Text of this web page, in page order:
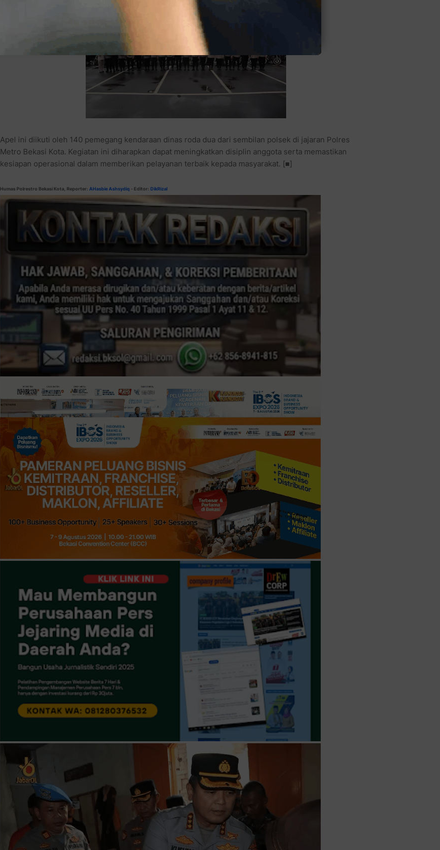
Apel ini diikuti oleh 140 pemegang kendaraan dinas roda dua dari sembilan polsek di jajaran Polres
Metro Bekasi Kota. Kegiatan ini diharapkan dapat meningkatkan disiplin anggota serta memastikan
kesiapan operasional dalam memberikan pelayanan terbaik kepada masyarakat. [■]
Humas Polrestro Bekasi Kota, Reporter: AHasbie Ashsydiq - Editor: DikRizal